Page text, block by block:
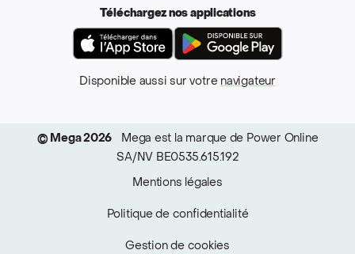
Téléchargez nos applications
App Store
Disponible aussi sur votre navigateur
© Mega 2026
Mega est la marque de Power Online
SA/NV BE0535.615.192
Mentions légales
Politique de confidentialité
Gestion de cookies